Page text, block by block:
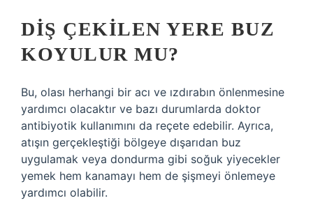
DIŞ ÇEKILEN YERE BUZ
KOYULUR MU?
Bu, olası herhangi bir acı ve ızdırabın önlenmesine
yardımcı olacaktır ve bazı durumlarda doktor
antibiyotik kullanımını da reçete edebilir. Ayrıca,
atışın gerçekleştiği bölgeye dışarıdan buz
uygulamak veya dondurma gibi soğuk yiyecekler
yemek hem kanamayı hem de şişmeyi önlemeye
yardımcı olabilir.